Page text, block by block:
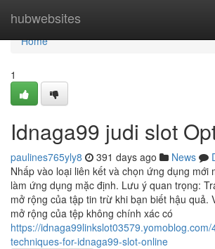
hubwebsites
Home
Home
1
Idnaga99 judi slot
paulines765yly8 391 days ago News
Nhấp vào loại liên kết và chọn ứng dụng mới
làm ứng dụng mặc định. Lưu ý quan trọng:
mở rộng của tập tin trừ khi bạn biết hậu quả.
mở rộng của tệp không chính xác có
https://
techniques-for-idnaga99-slot-online